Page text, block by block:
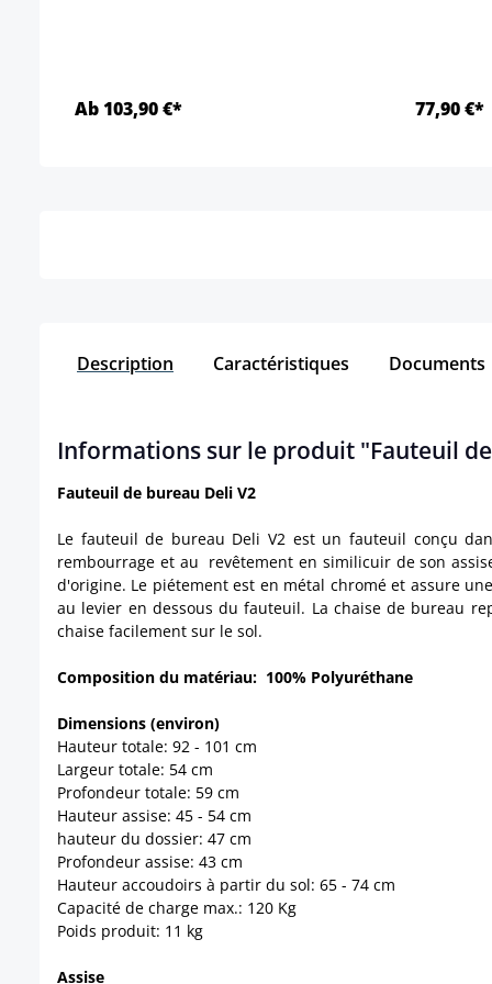
Ab 103,90 €* 77,90 €*
Description Caractéristiques Documents
Informations sur le produit "Fauteuil
Fauteuil de bureau Deli V2
Le fauteuil de bureau Deli V2 est un fauteuil conçu
rembourrage et au revêtement en similicuir de son
d'origine. Le piétement est en métal chromé et assure
au levier en dessous du fauteuil. La chaise de bureau
chaise facilement sur le sol.
Composition du matériau: 100% Polyuréthane
Dimensions (environ)
Hauteur totale: 92 - 101 cm
Largeur totale: 54 cm
Profondeur totale: 59 cm
Hauteur assise: 45 - 54 cm
hauteur du dossier: 47 cm
Profondeur assise: 43 cm
Hauteur accoudoirs à partir du sol: 65 - 74 cm
Capacité de charge max.: 120 Kg
Poids produit: 11 kg
Assise